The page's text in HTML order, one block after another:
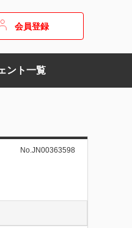
会員登録
ント一覧
No.JN00363598